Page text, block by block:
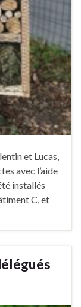
et Lucas,
avec l’aide
installés
C, et